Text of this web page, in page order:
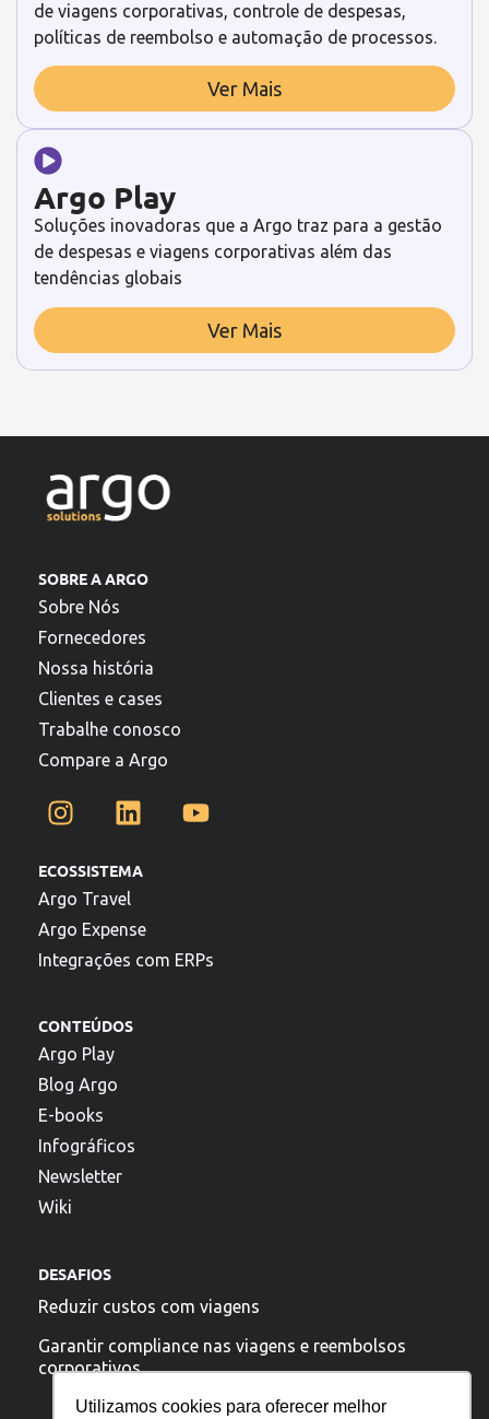
Utilizamos cookies para oferecer melhor
de viagens corporativas, controle de despesas,
políticas de reembolso e automação de processos.
Ver Mais
Argo Play
Soluções inovadoras que a Argo traz para a gestão
de despesas e viagens corporativas além das
tendências globais
Ver Mais
SOBRE A ARGO
Sobre Nós
Fornecedores
Nossa história
Clientes e cases
Trabalhe conosco
Compare a Argo
ECOSSISTEMA
Argo Travel
Argo Expense
Integrações com ERPs
CONTEÚDOS
Argo Play
Blog Argo
E-books
Infográficos
Newsletter
Wiki
DESAFIOS
Reduzir custos com viagens
Garantir compliance nas viagens e reembolsos
corporativos